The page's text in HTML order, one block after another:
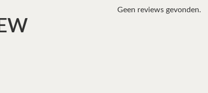
Geen reviews gevonden.